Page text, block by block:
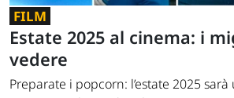
FILM
Estate 2025 al cinema: i
vedere
Preparate i popcorn: l’estate 2025